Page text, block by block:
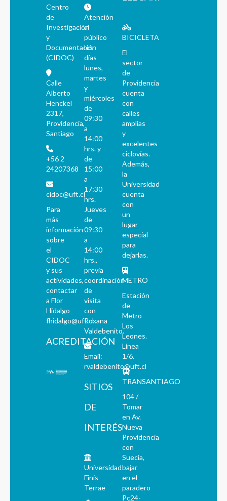
Centro
de
Investigación
y
Documentación
(CIDOC)
Calle
Alberto
Henckel
2317,
Providencia,
Santiago
+56 2
24207368
cidoc@uft.cl
Para
más
información
sobre
el
CIDOC
y sus
actividades,
contactar
a Flor
Hidalgo
fhidalgo@uft.cl
ACREDITACIÓN
Atención
al
público
los
días
lunes,
martes
y
miércoles
de
09:30
a
14:00
hrs. y
de
15:00
a
17:30
hrs.
Jueves
de
09:30
a
14:00
hrs.,
previa
coordinación
de
visita
con
Roxana
Valdebenito.
Email:
rvaldebenito@uft.cl
SITIOS
DE
INTERÉS
Universidad
Finis
Terrae
BICICLETA
El
sector
de
Providencia
cuenta
con
calles
amplias
y
excelentes
ciclovías.
Además,
la
Universidad
cuenta
con
un
lugar
especial
para
dejarlas.
METRO
Estación
de
Metro
Los
Leones.
Línea
1/6.
TRANSANTIAGO
104 /
Tomar
en Av.
Nueva
Providencia
con
Suecia,
bajar
en el
paradero
Pc24-